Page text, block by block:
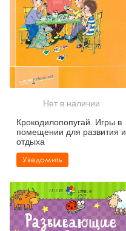
Нет в наличии
Крокодилопопугай. Игры в
помещении для развития и
отдыха
Уведомить